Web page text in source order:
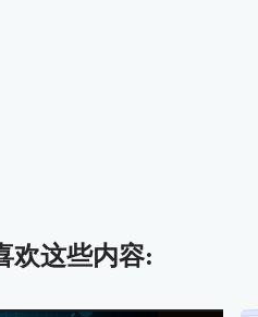
欢这些内容: